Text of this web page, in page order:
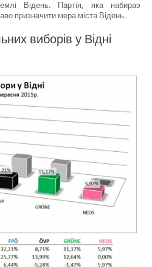
Відень. Партія, яка набираэ
призначити мера міста Відень.
виборів у Відні